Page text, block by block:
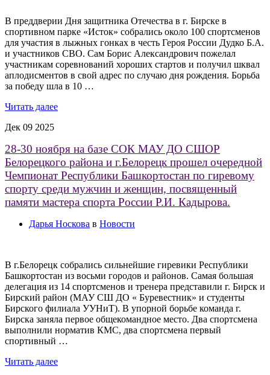
В преддверии Дня защитника Отечества в г. Бирске в
спортивном парке «Исток» собрались около 100 спортсменов
для участия в лыжных гонках в честь Героя России Дудко Б.А.
и участников СВО. Сам Борис Александрович пожелал
участникам соревнований хороших стартов и получил шквал
аплодисментов в свой адрес по случаю дня рождения. Борьба
за победу шла в 10 …
Читать далее
Дек 09 2025
28-30 ноября на базе СОК МАУ ДО СШОР
Белорецкого района и г.Белорецк прошел очередной
Чемпионат Республики Башкортостан по гиревому
спорту среди мужчин и женщин, посвященный
памяти мастера спорта России Р.И. Кадырова.
Дарья Носкова в Новости
В г.Белорецк собрались сильнейшие гиревики Республики
Башкортостан из восьми городов и районов. Самая большая
делегация из 14 спортсменов и тренера представили г. Бирск и
Бирский район (МАУ СШ ДО « Буревестник» и студенты
Бирского филиала УУНиТ). В упорной борьбе команда г.
Бирска заняла первое общекомандное место. Два спортсмена
выполнили норматив КМС, два спортсмена первый
спортивный …
Читать далее